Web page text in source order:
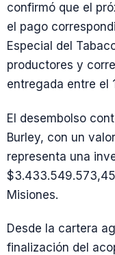
confirmó que el
el pago
Especial del
productores y
entregada entre el
El desembolso
Burley, con un
representa una
Misiones.
Desde la cartera
finalización del